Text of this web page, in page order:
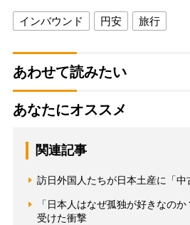
インバウンド 円安 旅行
あわせて読みたい
あなたにオススメ
関連記事
訪日外国人たちが日本土産に「
「日本人はなぜ孤独が好きなの
受けた衝撃